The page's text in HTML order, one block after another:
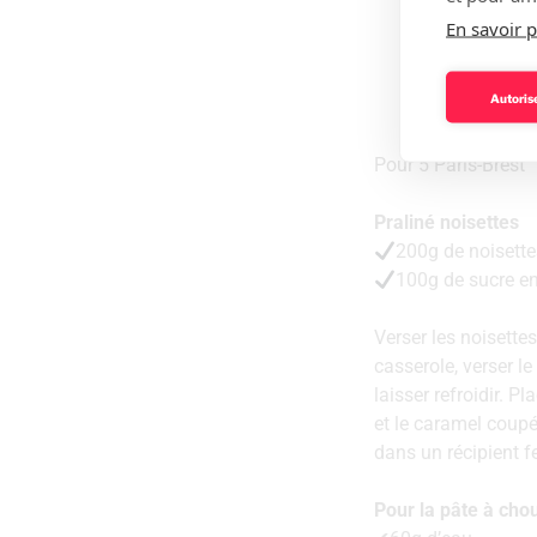
Pour 5 Paris-Brest
Praliné noisettes
200g de
100g de sucre
Verser les
casserole, verser
laisser refroidir.
et le caramel
dans un récipient
Pour la pâte à
En savoir